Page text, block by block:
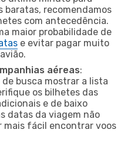
recomendamos
com antecedência.
maior probabilidade de
e evitar pagar muito
aéreas:
busca mostrar a lista
os bilhetes das
e de baixo
datas da viagem não
mais fácil encontrar voos